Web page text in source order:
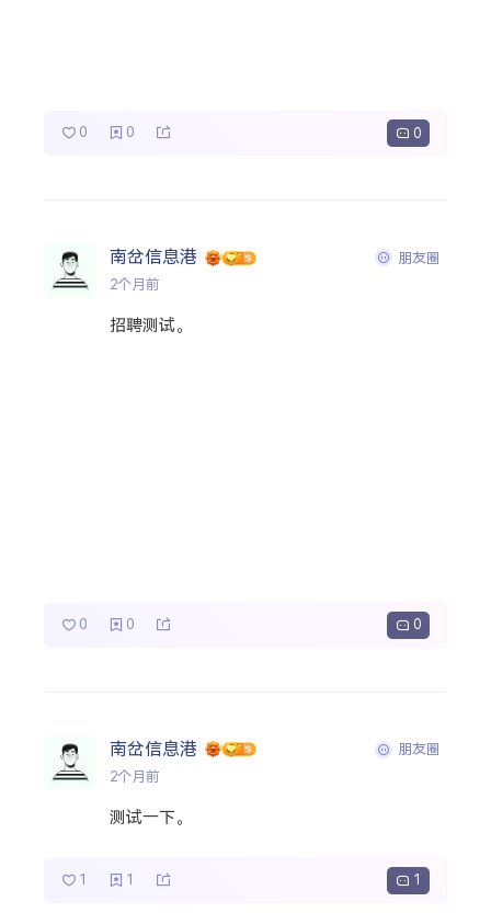
0 0 0
南岔信息港
朋友圈
2个月前
招聘测试。
0 0 0
南岔信息港
朋友圈
2个月前
测试一下。
1 1 1